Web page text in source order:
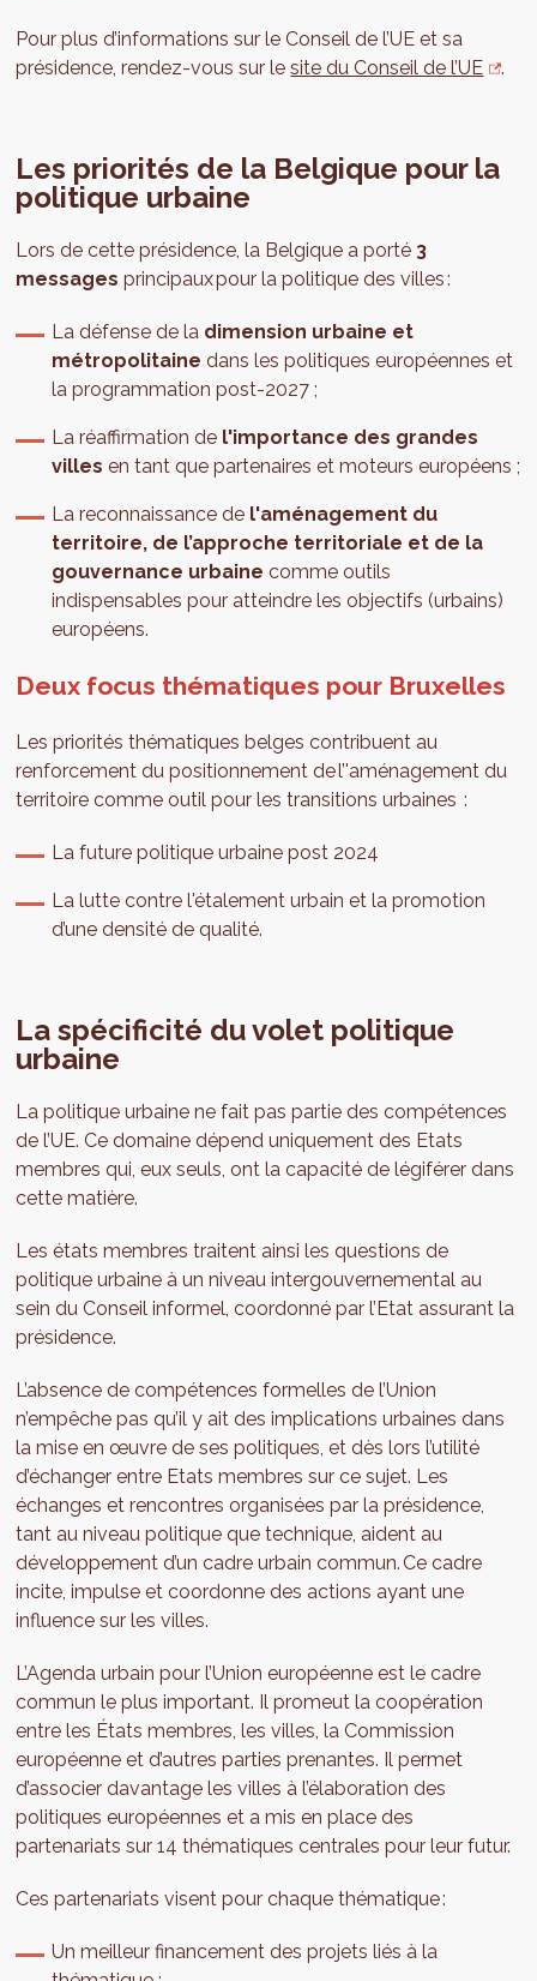
Pour plus d’informations sur le Conseil de l’UE et sa
présidence, rendez-vous sur lesite du Conseil de l’UE .
Les priorités de la Belgique pour la
politique urbaine
Lors de cette présidence, la Belgique a porté 3
messages principaux pour la politique des villes :
La défense de la dimension urbaine et
métropolitaine dans les politiques européennes et
la programmation post-2027 ;
La réaffirmation de l'importance des grandes
villes en tant que partenaires et moteurs européens ;
La reconnaissance de l'aménagement du
territoire, de l’approche territoriale et de la
gouvernance urbaine comme outils
indispensables pour atteindre les objectifs (urbains)
européens.
Deux focus thématiques pour Bruxelles
Les priorités thématiques belges contribuent au
renforcement du positionnement de l’'aménagement du
territoire comme outil pour les transitions urbaines :
La future politique urbaine post 2024
La lutte contre l'étalement urbain et la promotion
d’une densité de qualité.
La spécificité du volet politique
urbaine
La politique urbaine ne fait pas partie des compétences
de l’UE. Ce domaine dépend uniquement des Etats
membres qui, eux seuls, ont la capacité de légiférer dans
cette matière.
Les états membres traitent ainsi les questions de
politique urbaine à un niveau intergouvernemental au
sein du Conseil informel, coordonné par l’Etat assurant la
présidence.
L’absence de compétences formelles de l’Union
n’empêche pas qu’il y ait des implications urbaines dans
la mise en œuvre de ses politiques, et dès lors l’utilité
d’échanger entre Etats membres sur ce sujet. Les
échanges et rencontres organisées par la présidence,
tant au niveau politique que technique, aident au
développement d’un cadre urbain commun. Ce cadre
incite, impulse et coordonne des actions ayant une
influence sur les villes.
L’Agenda urbain pour l’Union européenne est le cadre
commun le plus important. Il promeut la coopération
entre les États membres, les villes, la Commission
européenne et d’autres parties prenantes. Il permet
d’associer davantage les villes à l’élaboration des
politiques européennes et a mis en place des
partenariats sur 14 thématiques centrales pour leur futur.
Ces partenariats visent pour chaque thématique :
Un meilleur financement des projets liés à la